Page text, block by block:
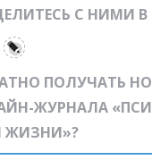
С НИМИ В
ПОЛУЧАТЬ
ЖУРНАЛА
ЖИЗНИ»?